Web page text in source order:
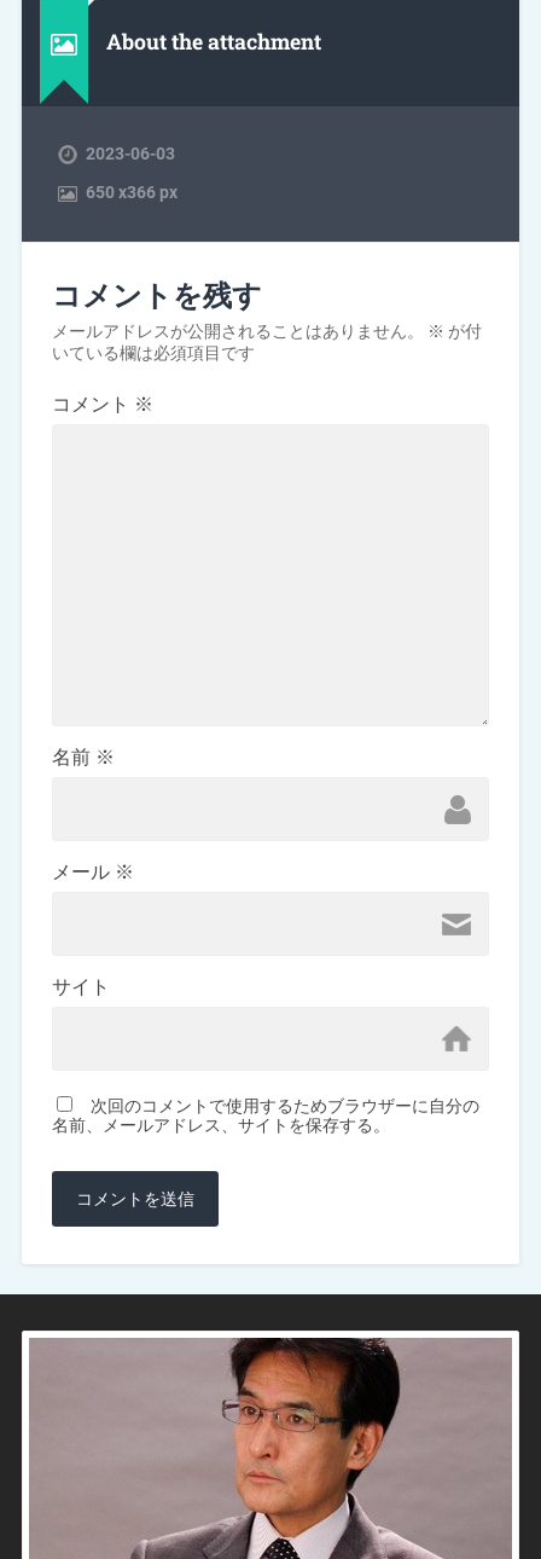
About the attachment
2023-06-03
650x366 px
コメントを残す
メールアドレスが公開されることはありません。 ※ が付
いている欄は必須項目です
コメント ※
名前 ※
メール ※
サイト
次回のコメントで使用するためブラウザーに自分の
名前、メールアドレス、サイトを保存する。